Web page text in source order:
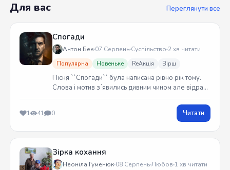
Для вас Переглянути все
Спогади
Антон Бек 07 Серпень Суспільство 2 хв читати
Популярна Новеньке ReАкція Вірш
Пісня ``Спогади`` була написана рівно рік тому.
Слова і мотив зʼявились дивним чином але відразу
1 41 0 Читати
Зірка кохання
Неоніла Гуменюк 08 СерпеньЛюбов 1 хв читати